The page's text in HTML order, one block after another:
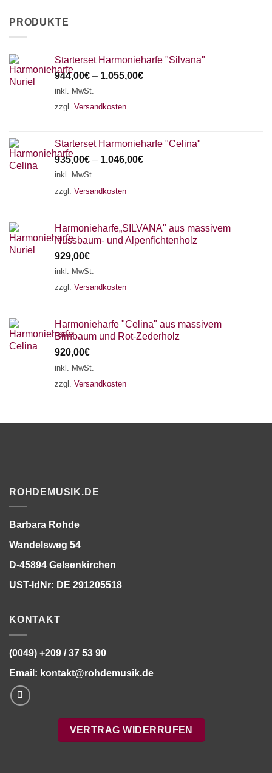
PRODUKTE
Starterset Harmonieharfe "Silvana"
944,00€ – 1.055,00€
inkl. MwSt.
zzgl. Versandkosten
Starterset Harmonieharfe "Celina"
935,00€ – 1.046,00€
inkl. MwSt.
zzgl. Versandkosten
Harmonieharfe„SILVANA" aus massivem
Nussbaum- und Alpenfichtenholz
929,00€
inkl. MwSt.
zzgl. Versandkosten
Harmonieharfe "Celina" aus massivem
Birnbaum und Rot-Zederholz
920,00€
inkl. MwSt.
zzgl. Versandkosten
ROHDEMUSIK.DE
Barbara Rohde
Wandelsweg 54
D-45894 Gelsenkirchen
UST-IdNr: DE 291205518
KONTAKT
(0049) +209 / 37 53 90
Email: kontakt@rohdemusik.de
VERTRAG WIDERRUFEN